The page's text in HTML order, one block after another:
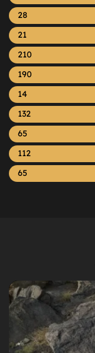
28
21
210
190
14
132
65
112
65